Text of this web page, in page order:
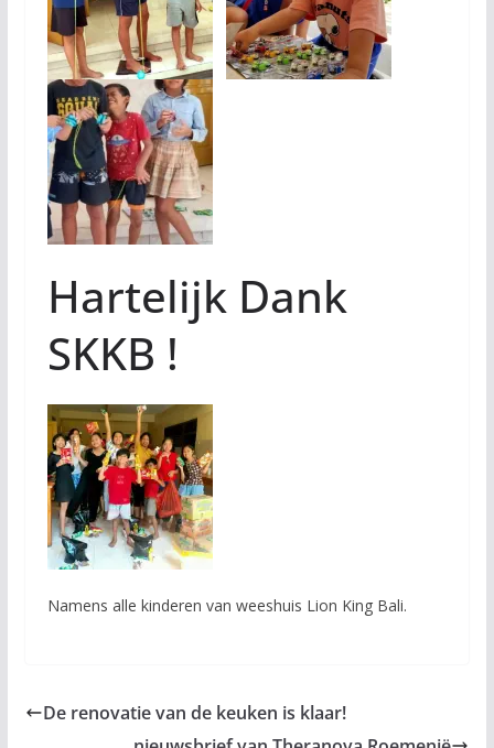
Hartelijk Dank
SKKB !
Namens alle kinderen van weeshuis Lion King Bali.
De renovatie van de keuken is klaar!